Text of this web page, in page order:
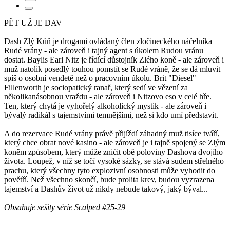
PĚT UŽ JE DAV
Dash Zlý Kůň je drogami ovládaný člen zločineckého náčelníka
Rudé vrány - ale zároveň i tajný agent s úkolem Rudou vránu
dostat. Baylis Earl Nitz je řídící důstojník Zlého koně - ale zároveň i
muž natolik posedlý touhou pomstít se Rudé vráně, že se dá mluvit
spíš o osobní vendetě než o pracovním úkolu. Brit "Diesel"
Fillenworth je sociopatický ranař, který sedí ve vězení za
několikanásobnou vraždu - ale zároveň i Nitzovo eso v celé hře.
Ten, který chytá je vyhořelý alkoholický mystik - ale zároveň i
bývalý radikál s tajemstvími temnějšími, než si kdo umí představit.
A do rezervace Rudé vrány právě přijíždí záhadný muž tisíce tváří,
který chce obrat nové kasino - ale zároveň je i tajně spojený se Zlým
koněm způsobem, který může zničit obě poloviny Dashova dvojího
života. Loupež, v níž se točí vysoké sázky, se stává sudem střelného
prachu, který všechny tyto explozivní osobnosti může vyhodit do
povětří. Než všechno skončí, bude prolita krev, budou vyzrazena
tajemství a Dashův život už nikdy nebude takový, jaký býval...
Obsahuje sešity série Scalped #25-29